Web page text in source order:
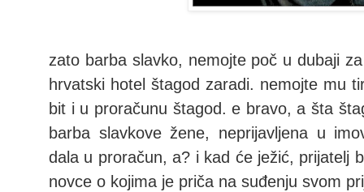
zato barba slavko, nemojte poč u dubaji
hrvatski hotel štagod zaradi. nemojte mu
bit i u proračunu štagod. e bravo, a šta
barba slavkove žene, neprijavljena u
dala u proračun, a? i kad će ježić, prijatelj
novce o kojima je priča na suđenju svom